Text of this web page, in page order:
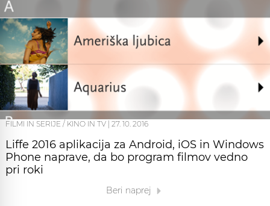
FILMI IN SERIJE / KINO IN TV 27. 10. 2016
Liffe 2016 aplikacija za Android, iOS in Windows
Phone naprave, da bo program filmov vedno
pri roki
Beri naprej